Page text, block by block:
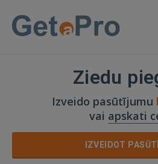
Ziedu
Izveido pasūtījumu
vai apskati
IZVEIDOT